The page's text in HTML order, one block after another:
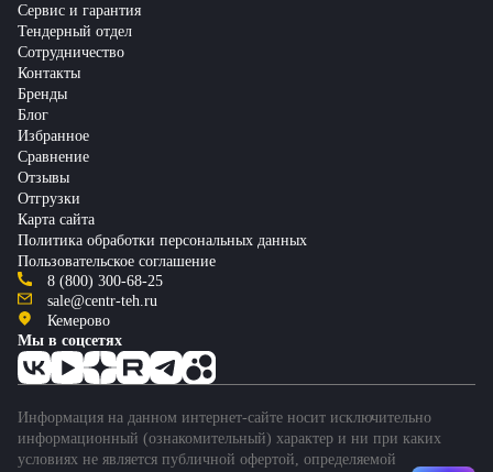
Сервис и гарантия
Тендерный отдел
Сотрудничество
Контакты
Бренды
Блог
Избранное
Сравнение
Отзывы
Отгрузки
Карта сайта
Политика обработки персональных данных
Пользовательское соглашение
8 (800) 300-68-25
sale@centr-teh.ru
Кемерово
Мы в соцсетях
Информация на данном интернет-сайте носит исключительно
информационный (ознакомительный) характер и ни при каких
условиях не является публичной офертой, определяемой